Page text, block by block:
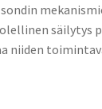
säilytys
niiden